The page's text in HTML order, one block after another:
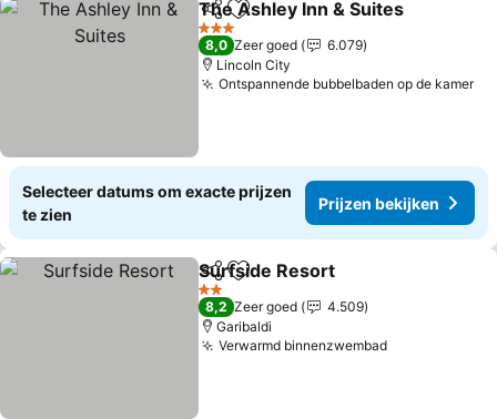
DelenToevoegen aan favorieten
The Ashley Inn & Suites
3 Sterren
8,0 Zeer goed
6.079
Lincoln City
Ontspannende bubbelbaden op de kamer
Selecteer datums om exacte prijzen
te zien
Prijzen bekijken
DelenToevoegen aan favorieten
Surfside Resort
2 Sterren
8,2 Zeer goed
4.509
Garibaldi
Verwarmd binnenzwembad